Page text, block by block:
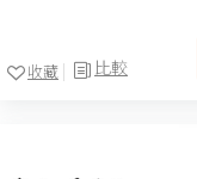
比較
收藏